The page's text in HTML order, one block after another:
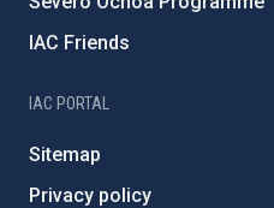
IAC Friends
IAC PORTAL
Sitemap
Privacy policy